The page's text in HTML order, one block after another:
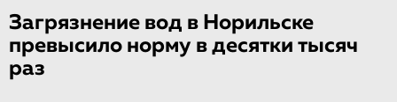
Загрязнение вод в Норильске
превысило норму в десятки тысяч
раз